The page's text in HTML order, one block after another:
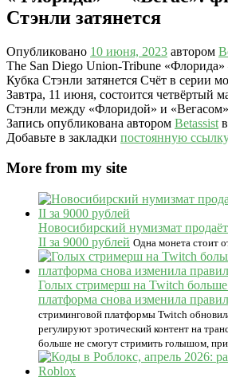
Стэнли затянется
Опубликовано 10 июня, 2023 автором
The San Diego Union-Tribune
Кубка Стэнли затянется Счёт в серии
Завтра, 11 июня, состоится четвёртый
Стэнли между «Флоридой» и
Запись опубликована автором Betassist
Добавьте в закладки постоянную ссылку
More from my site
Новосибирский нумизмат
II за 9000 рублей Одна монета стоит
Голых стримерш на Twitch
платформа снова изменила
стриминговой платформы Twitch
регулируют эротический контент на
больше не смогут стримить голышом,